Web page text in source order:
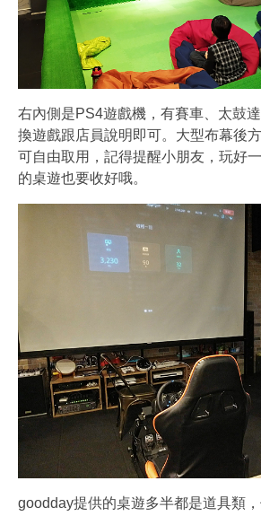
右內側是PS4遊戲機，有賽車、太鼓
換遊戲跟店員說明即可。大型布幕後
可自由取用，記得提醒小朋友，玩好
的桌遊也要收好哦。
goodday提供的桌遊多半都是道具類，